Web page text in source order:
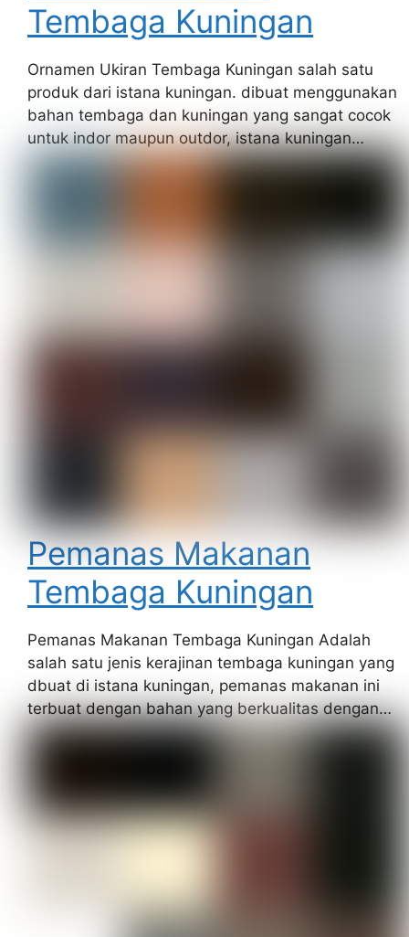
Tembaga Kuningan
Ornamen Ukiran Tembaga Kuningan salah satu
produk dari istana kuningan. dibuat menggunakan
bahan tembaga dan kuningan yang sangat cocok
untuk indor maupun outdor, istana kuningan…
Pemanas Makanan
Tembaga Kuningan
Pemanas Makanan Tembaga Kuningan Adalah
salah satu jenis kerajinan tembaga kuningan yang
dbuat di istana kuningan, pemanas makanan ini
terbuat dengan bahan yang berkualitas dengan…